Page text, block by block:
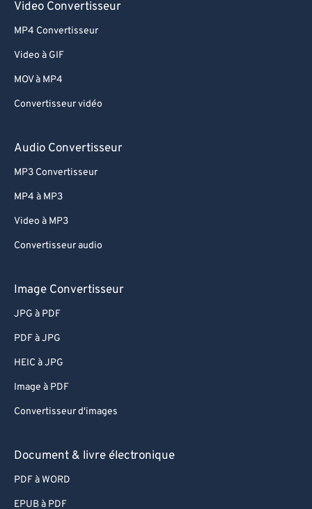
Video Convertisseur
MP4 Convertisseur
Video à GIF
MOV à MP4
Convertisseur vidéo
Audio Convertisseur
MP3 Convertisseur
MP4 à MP3
Video à MP3
Convertisseur audio
Image Convertisseur
JPG à PDF
PDF à JPG
HEIC à JPG
Image à PDF
Convertisseur d'images
Document & livre électronique
PDF à WORD
EPUB à PDF